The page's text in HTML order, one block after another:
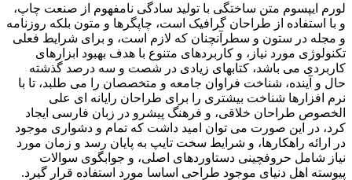
لورم ایپسوم متن ساختگی با تولید سادگی نامفهوم از صنعت چاپ،
و با استفاده از طراحان گرافیک است، چاپگرها و متون بلکه روزنامه
و مجله در ستون و سطرآنچنان که لازم است، و برای شرایط فعلی
تکنولوژی مورد نیاز، و کاربردهای متنوع با هدف بهبود ابزارهای
کاربردی می باشد، کتابهای زیادی در شصت و سه درصد گذشته
حال و آینده، شناخت فراوان جامعه و متخصصان را می طلبد، تا با
نرم افزارها شناخت بیشتری را برای طراحان رایانه ای علی
الخصوص طراحان خلاقی، و فرهنگ پیشرو در زبان فارسی ایجاد
کرد، در این صورت می توان امید داشت که تمام و دشواری موجود
در ارائه راهکارها، و شرایط سخت تایپ به پایان رسد و زمان مورد
نیاز شامل حروفچینی دستاوردهای اصلی، و جوابگوی سوالات
پیوسته اهل دنیای موجود طراحی اساسا مورد استفاده قرار گیرد.